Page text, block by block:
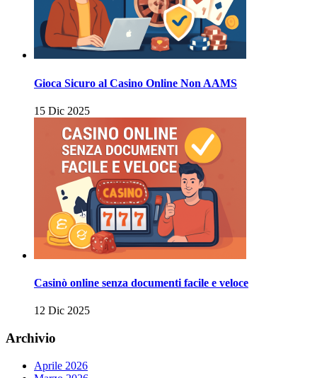
Gioca Sicuro al Casino Online Non AAMS
15 Dic 2025
Casinò online senza documenti facile e veloce
12 Dic 2025
Archivio
Aprile 2026